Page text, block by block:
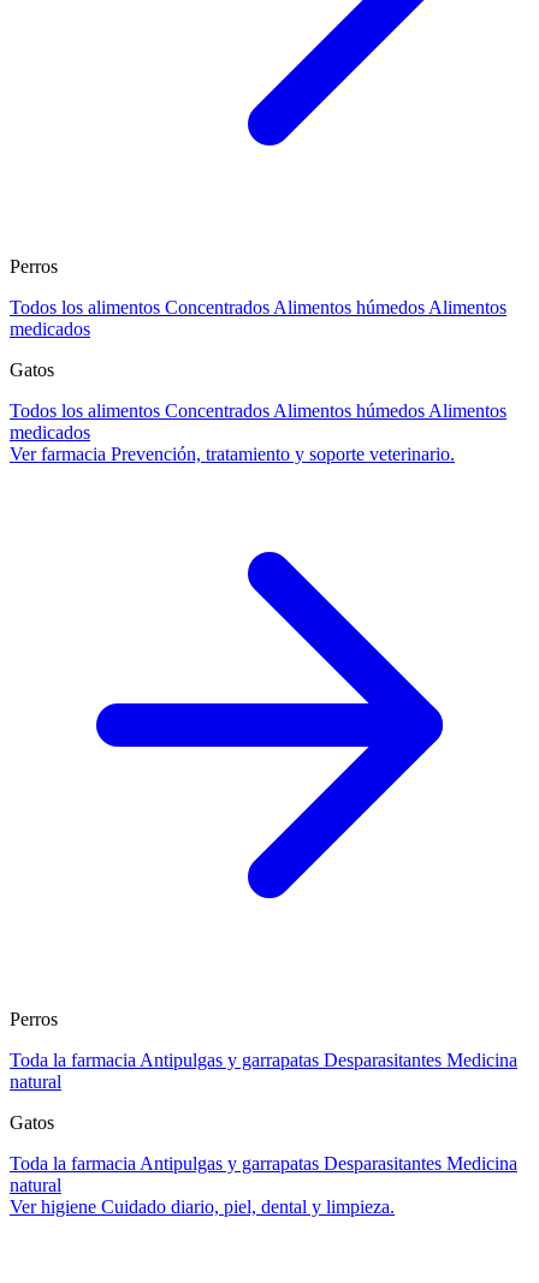
Perros
Todos los alimentos Concentrados Alimentos húmedos Alimentos
medicados
Gatos
Todos los alimentos Concentrados Alimentos húmedos Alimentos
medicados
Ver farmacia Prevención, tratamiento y soporte veterinario.
Perros
Toda la farmacia Antipulgas y garrapatas Desparasitantes Medicina
natural
Gatos
Toda la farmacia Antipulgas y garrapatas Desparasitantes Medicina
natural
Ver higiene Cuidado diario, piel, dental y limpieza.